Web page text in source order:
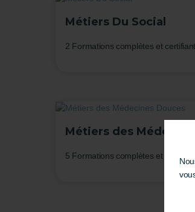
Métiers Du Social
2 Formations complètes et
Métiers des
5 Formations complètes et